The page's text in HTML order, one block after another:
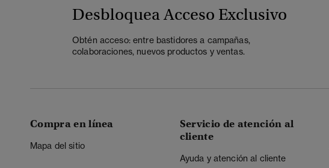
Desbloquea Acceso Exclusivo
Obtén acceso: entre bastidores a campañas,
colaboraciones, nuevos productos y ventas.
Compra en línea
Mapa del sitio
Servicio de atención al
cliente
Ayuda y atención al cliente